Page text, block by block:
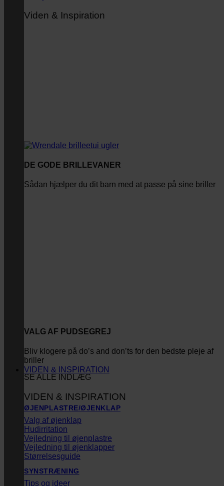
Viden & Inspiration
DE GODE BRILLEVANER
Sådan hjælper du dit barn med at passe på sine briller
VALG AF PUDSEGREJ
Bliv klogere på do’s and don’ts for den bedste pleje af
briller
SE ALLE INDLÆG
VIDEN & INSPIRATION
VIDEN & INSPIRATION
ØJENPLASTRE/ØJENKLAP
Valg af øjenklap
Hudirritation
Vejledning til øjenplastre
Vejledning til øjenklapper
Størrelsesguide
SYNSTRÆNING
Tips og ideer